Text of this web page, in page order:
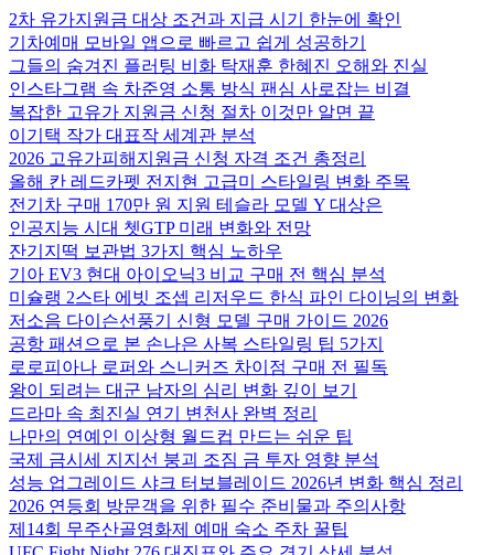
2차 유가지원금 대상 조건과 지급 시기 한눈에 확인
기차예매 모바일 앱으로 빠르고 쉽게 성공하기
그들의 숨겨진 플러팅 비화 탁재훈 한혜진 오해와 진실
인스타그램 속 차준영 소통 방식 팬심 사로잡는 비결
복잡한 고유가 지원금 신청 절차 이것만 알면 끝
이기택 작가 대표작 세계관 분석
2026 고유가피해지원금 신청 자격 조건 총정리
올해 칸 레드카펫 전지현 고급미 스타일링 변화 주목
전기차 구매 170만 원 지원 테슬라 모델 Y 대상은
인공지능 시대 쳇GTP 미래 변화와 전망
잔기지떡 보관법 3가지 핵심 노하우
기아 EV3 현대 아이오닉3 비교 구매 전 핵심 분석
미슐랭 2스타 에빗 조셉 리저우드 한식 파인 다이닝의 변화
저소음 다이슨선풍기 신형 모델 구매 가이드 2026
공항 패션으로 본 손나은 사복 스타일링 팁 5가지
로로피아나 로퍼와 스니커즈 차이점 구매 전 필독
왕이 되려는 대군 남자의 심리 변화 깊이 보기
드라마 속 최진실 연기 변천사 완벽 정리
나만의 연예인 이상형 월드컵 만드는 쉬운 팁
국제 금시세 지지선 붕괴 조짐 금 투자 영향 분석
성능 업그레이드 샤크 터보블레이드 2026년 변화 핵심 정리
2026 연등회 방문객을 위한 필수 준비물과 주의사항
제14회 무주산골영화제 예매 숙소 주차 꿀팁